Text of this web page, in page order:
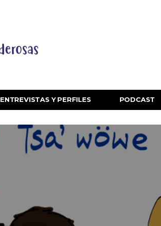
ENTREVISTAS Y PERFILES PODCAST